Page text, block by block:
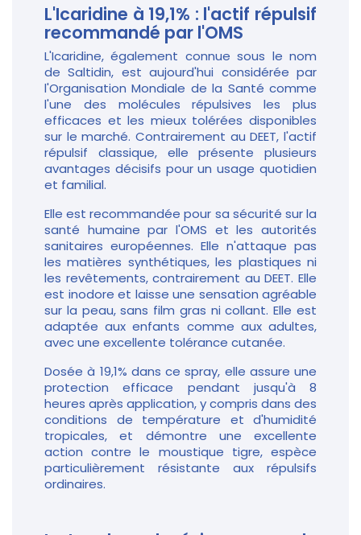
L'Icaridine à 19,1% : l'actif répulsif
recommandé par l'OMS
L'Icaridine, également connue sous le nom
de Saltidin, est aujourd'hui considérée par
l'Organisation Mondiale de la Santé comme
l'une des molécules répulsives les plus
efficaces et les mieux tolérées disponibles
sur le marché. Contrairement au DEET, l'actif
répulsif classique, elle présente plusieurs
avantages décisifs pour un usage quotidien
et familial.
Elle est recommandée pour sa sécurité sur la
santé humaine par l'OMS et les autorités
sanitaires européennes. Elle n'attaque pas
les matières synthétiques, les plastiques ni
les revêtements, contrairement au DEET. Elle
est inodore et laisse une sensation agréable
sur la peau, sans film gras ni collant. Elle est
adaptée aux enfants comme aux adultes,
avec une excellente tolérance cutanée.
Dosée à 19,1% dans ce spray, elle assure une
protection efficace pendant jusqu'à 8
heures après application, y compris dans des
conditions de température et d'humidité
tropicales, et démontre une excellente
action contre le moustique tigre, espèce
particulièrement résistante aux répulsifs
ordinaires.